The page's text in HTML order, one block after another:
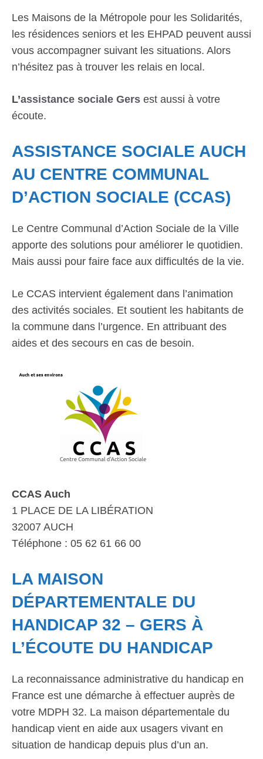
Les Maisons de la Métropole pour les Solidarités,
les résidences seniors et les EHPAD peuvent aussi
vous accompagner suivant les situations. Alors
n’hésitez pas à trouver les relais en local.
L’assistance sociale Gers est aussi à votre
écoute.
ASSISTANCE SOCIALE AUCH
AU CENTRE COMMUNAL
D’ACTION SOCIALE (CCAS)
Le Centre Communal d’Action Sociale de la Ville
apporte des solutions pour améliorer le quotidien.
Mais aussi pour faire face aux difficultés de la vie.
Le CCAS intervient également dans l’animation
des activités sociales. Et soutient les habitants de
la commune dans l’urgence. En attribuant des
aides et des secours en cas de besoin.
CCAS Auch
1 PLACE DE LA LIBÉRATION
32007 AUCH
Téléphone : 05 62 61 66 00
LA MAISON
DÉPARTEMENTALE DU
HANDICAP 32 – GERS À
L’ÉCOUTE DU HANDICAP
La reconnaissance administrative du handicap en
France est une démarche à effectuer auprès de
votre MDPH 32. La maison départementale du
handicap vient en aide aux usagers vivant en
situation de handicap depuis plus d’un an.